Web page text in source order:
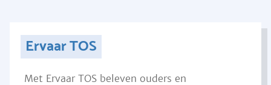
Ervaar TOS
Met Ervaar TOS beleven ouders en